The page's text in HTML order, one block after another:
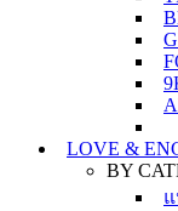
LOVE &
BY